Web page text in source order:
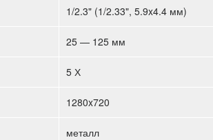
1/2.3" (1/2.33", 5.9x4.4 мм)
25 — 125 мм
5 Х
1280x720
металл